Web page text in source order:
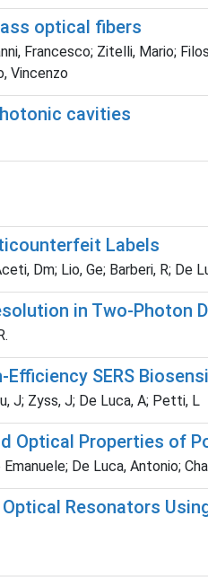
optical fibers
Francesco; Zitelli, Mario;
Vincenzo
cavities
Labels
Dm; Lio, Ge; Barberi, R; De
in Two-Photon
SERS
J; Zyss, J; De Luca, A; Petti, L
Optical Properties of
De Luca, Antonio;
Resonators